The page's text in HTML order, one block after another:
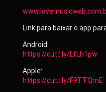
Link para baixar o app
Android:
https://cutt.ly/LfLh1pw
Apple:
https://cutt.ly/F9TTQmE